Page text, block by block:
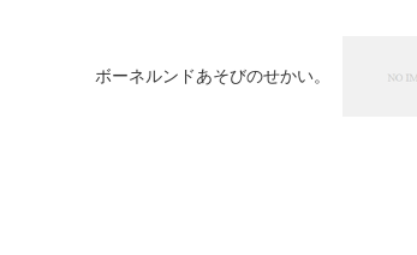
ボーネルンドあそびのせかい。